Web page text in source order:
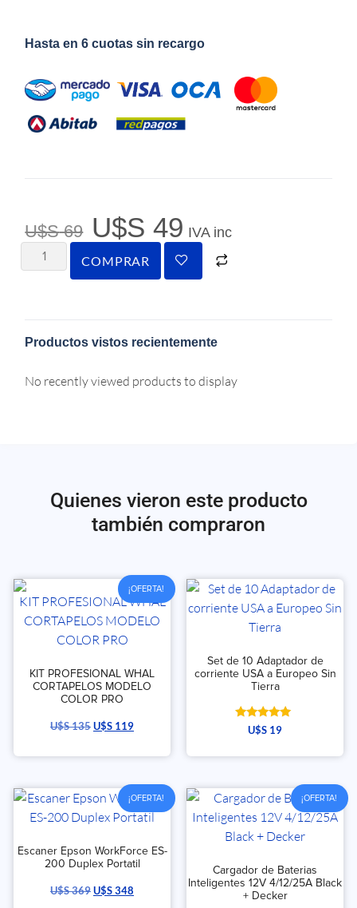
Hasta en 6 cuotas sin recargo
U$S69 U$S 49 IVA inc
COMPRAR
Productos vistos recientemente
No recently viewed products to display
Quienes vieron este producto
también compraron
¡OFERTA!
KIT PROFESIONAL WHAL
CORTAPELOS MODELO
COLOR PRO
U$S135U$S 119
Set de 10 Adaptador de
corriente USA a Europeo Sin
Tierra
Valorado
con
de 5
U$S 19
¡OFERTA!
Escaner Epson WorkForce ES-
200 Duplex Portatil
U$S369U$S348
¡OFERTA!
Cargador de Baterias
Inteligentes 12V 4/12/25A Black
+ Decker